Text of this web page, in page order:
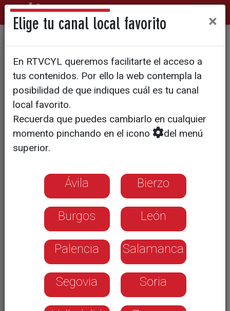
Guillermo Fernández, otro
delantero para el Numancia
Formado en la cantera del Athletic,
tiene 24 años y el año pasado jugó
cedido en el Elche
Guillermo Fernández, segundo fichaje del Numancia. - CD
Elige tu canal local favorito ×
En RTVCYL queremos facilitarte el acceso a
tus contenidos. Por ello la web contempla la
posibilidad de que indiques cuál es tu canal
local favorito.
Recuerda que puedes cambiarlo en cualquier
momento pinchando en el icono
del menú
superior.
Ávila Bierzo
Burgos León
Palencia Salamanca
Segovia Soria